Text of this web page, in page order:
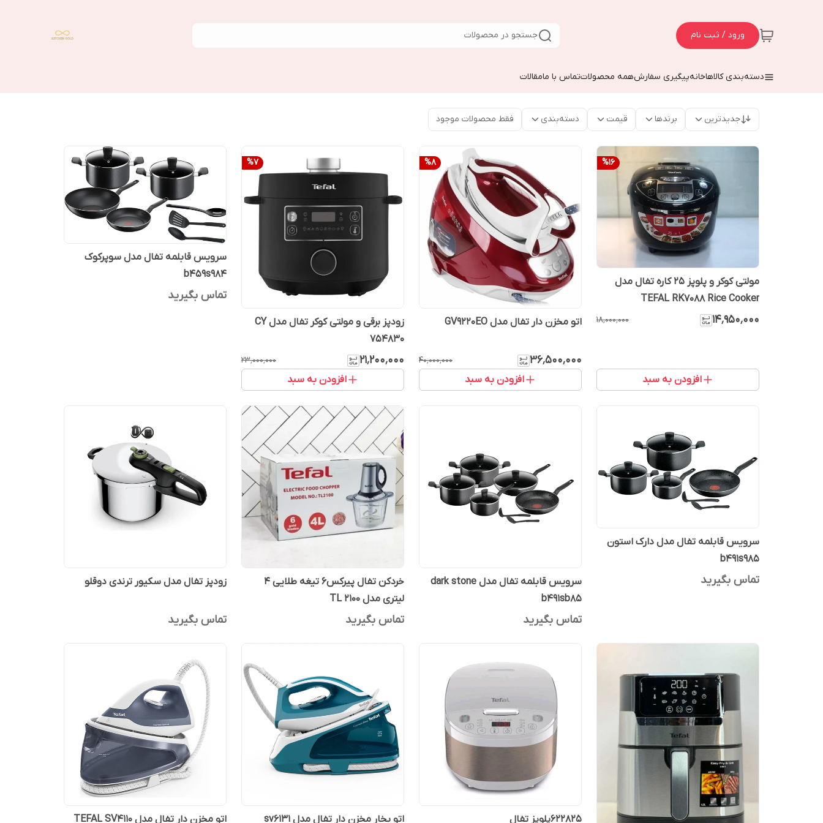
ورود / ثبت نام جستجو در محصولات
دسته‌بندی کالاهاخانهپیگیری سفارشهمه محصولاتتماس با مامقالات
جدیدترین برندها قیمت دسته‌بندی فقط محصولات موجود
%16
مولتی کوکر و پلوپز 25 کاره تفال مدل
TEFAL RK7088 Rice Cooker
۱۴٬۹۵۰٬۰۰۰ ۱۸٬۰۰۰٬۰۰۰
افزودن به سبد
%8
اتو مخزن دار تفال مدل GV9220EO
۳۶٬۵۰۰٬۰۰۰ ۴۰٬۰۰۰٬۰۰۰
افزودن به سبد
%7
زودپز برقی و مولتی کوکر تفال مدل CY
754830
۲۱٬۲۰۰٬۰۰۰ ۲۳٬۰۰۰٬۰۰۰
افزودن به سبد
سرویس قابلمه تفال مدل سوپرکوک
b459s984
تماس بگیرید
سرویس قابلمه تفال مدل دارک استون
b491s985
تماس بگیرید
سرویس قابلمه تفال مدل dark stone
b491sb85
تماس بگیرید
خردکن تفال پیرکس6 تیغه طلایی 4
لیتری مدل TL 2100
تماس بگیرید
زودپز تفال مدل سکیور ترندی دوقلو
تماس بگیرید
۶۲۲۸۲۵پلوپز تفال اتو بخار مخزن دار تفال مدل sv6131 اتو مخزن دار تفال مدل TEFAL SV4110